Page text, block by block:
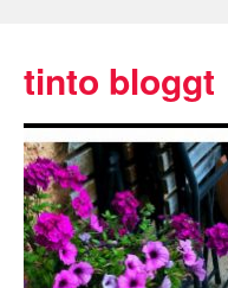
tinto bloggt